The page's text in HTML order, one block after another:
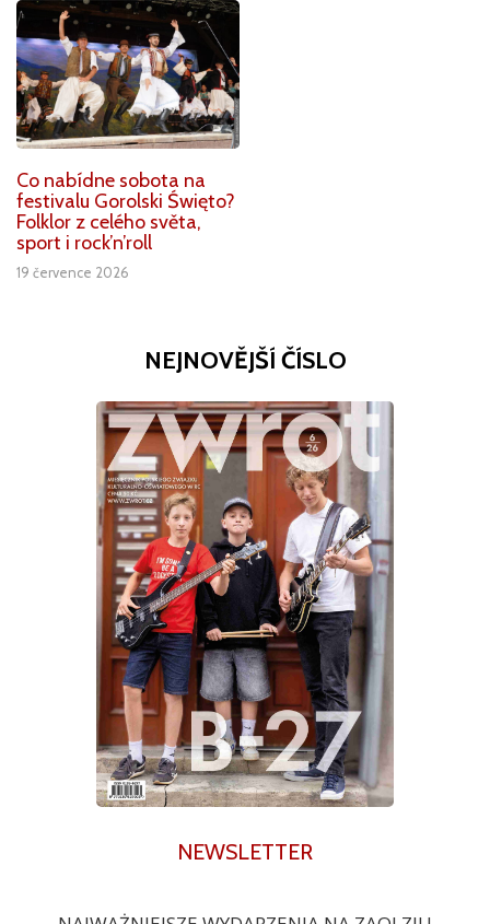
Co nabídne sobota na
festivalu Gorolski Święto?
Folklor z celého světa,
sport i rock’n’roll
19 července 2026
NEJNOVĚJŠÍ ČÍSLO
NEWSLETTER